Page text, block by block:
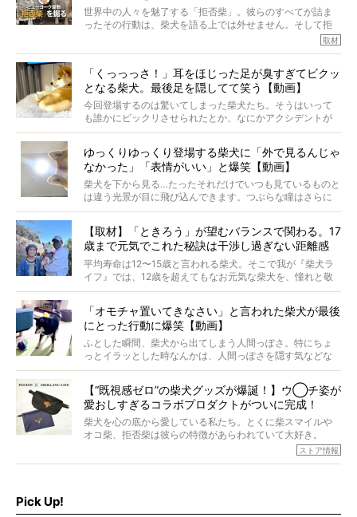
※文章はご本人の了承を得て編集しています
※画像はすべてイメージです
※この記事は個人の感想であり、効果・効能を示すものではありません
世界中の人々を魅了する「拒否柴」。彼らのすべてが詰ま
ったその行動は、柴犬を語る上では外せません。そして拒
否柴がここまで話題になるのは、“映える”ことも理由のひと
がるのでしょうか。
最近版画製作を始めた、お笑いコンビ「ニューヨーク」の
屋敷裕政さんに、拒否柴を掘っていただきました！ イン
タビューと合わせてご覧ください。
取材
「くっっっさ！」耳をほじった足が臭すぎてビクッ
となる柴犬。最後足を隠してて笑う【動画】
今回登場するのは驚いてしまった柴犬たち。そうはいって
も誰かにビックリさせられたとか、なにかアクシデントが
起きたとか、そういうことが原因ではありません。全ての
ゆっくりゆっくり登場する柴犬に「外で見るんじゃ
なかった」「表情がいい」と爆笑【動画】
柴犬を下から見る…たったそれだけでいつも見ているものと
は違う光景が目に飛び込んできます。つぶらな瞳はさらに
つぶらに見え、モフモフのお顔はさらにモフモフに見えま
【取材】「ときろう」が望むバランスで関わる。17
歳まで元気でこれた秘訣は干渉し過ぎない距離感
#38ときろう
平均寿命は12〜15歳と言われる柴犬。そこで我が『柴犬ラ
イフ』では、12歳を超えてもなお元気な柴犬を、憧れと敬
意を込めて“レジェンド柴”と呼んでいます。 この特集で
ォーカスし、その元気の秘訣や、老犬と暮らすうえで大切
だと思うことを、オーナーさんに語っていただきます。今
回登場してくれたのは、17歳のときろうくん。小さい頃か
ら食が細かったため、何でも食べさせてきたということで
「オモチャ置いてきなさい」と言われた柴犬が最後
にとった行動に爆笑【動画】
ふとした瞬間、柴犬から出てしまう人間っぽさ。特にちょ
っとイラッとした時なんかは、人間っぽさを隠す気などな
いように見えます。もしかして本当の本当は、中身は人間
【“既視感ゼロ”の柴犬グッズが爆誕！】ウ◯チ姿が
愛おしすぎるコラボプロダクトがついに完成！
柴犬を心の底から愛している私たち。とくに柴スマイルや
オコ柴、拒否柴は彼らの特徴があらわれていて大好き。
でもちょっと待て…もうひとつ、忘れてはならない愛おしい
ストア情報
Pick Up!